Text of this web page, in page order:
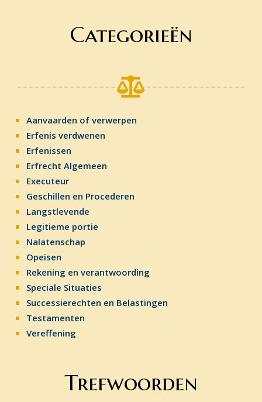
Categorieën

Aanvaarden of verwerpen
Erfenis verdwenen
Erfenissen
Erfrecht Algemeen
Executeur
Geschillen en Procederen
Langstlevende
Legitieme portie
Nalatenschap
Opeisen
Rekening en verantwoording
Speciale Situaties
Successierechten en Belastingen
Testamenten
Vereffening
Trefwoorden